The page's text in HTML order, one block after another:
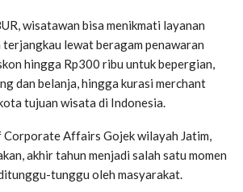
wisatawan bisa menikmati layanan
lewat beragam penawaran
hingga Rp300 ribu untuk bepergian,
dan belanja, hingga kurasi merchant
tujuan wisata di Indonesia.
Corporate Affairs Gojek wilayah Jatim,
akhir tahun menjadi salah satu momen
tunggu oleh masyarakat.